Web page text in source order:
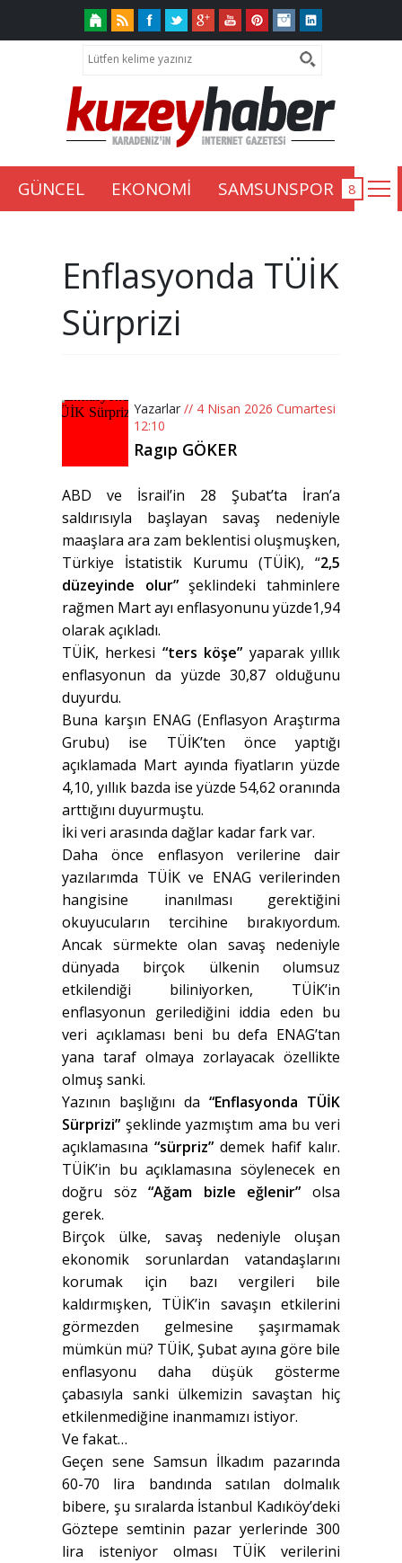
GÜNCEL EKONOMİ SAMSUNSPOR
Enflasyonda TÜİK
Sürprizi
Yazarlar // 4 Nisan 2026 Cumartesi
12:10
Ragıp GÖKER
ABD ve İsrail’in 28 Şubat’ta İran’a
saldırısıyla başlayan savaş nedeniyle
maaşlara ara zam beklentisi oluşmuşken,
Türkiye İstatistik Kurumu (TÜİK), “2,5
düzeyinde olur”şeklindeki tahminlere
rağmen Mart ayı enflasyonunu yüzde1,94
olarak açıkladı.
TÜİK, herkesi “ters köşe” yaparak yıllık
enflasyonun da yüzde 30,87 olduğunu
duyurdu.
Buna karşın ENAG (Enflasyon Araştırma
Grubu) ise TÜİK’ten önce yaptığı
açıklamada Mart ayında fiyatların yüzde
4,10, yıllık bazda ise yüzde 54,62 oranında
arttığını duyurmuştu.
İki veri arasında dağlar kadar fark var.
Daha önce enflasyon verilerine dair
yazılarımda TÜİK ve ENAG verilerinden
hangisine inanılması gerektiğini
okuyucuların tercihine bırakıyordum.
Ancak sürmekte olan savaş nedeniyle
dünyada birçok ülkenin olumsuz
etkilendiği biliniyorken, TÜİK’in
enflasyonun gerilediğini iddia eden bu
veri açıklaması beni bu defa ENAG’tan
yana taraf olmaya zorlayacak özellikte
olmuş sanki.
Yazının başlığını da “Enflasyonda TÜİK
Sürprizi” şeklinde yazmıştım ama bu veri
açıklamasına “sürpriz” demek hafif kalır.
TÜİK’in bu açıklamasına söylenecek en
doğru söz“Ağam bizle eğlenir”olsa
gerek.
Birçok ülke, savaş nedeniyle oluşan
ekonomik sorunlardan vatandaşlarını
korumak için bazı vergileri bile
kaldırmışken, TÜİK’in savaşın etkilerini
görmezden gelmesine şaşırmamak
mümkün mü? TÜİK, Şubat ayına göre bile
enflasyonu daha düşük gösterme
çabasıyla sanki ülkemizin savaştan hiç
etkilenmediğine inanmamızı istiyor.
Ve fakat…
Geçen sene Samsun İlkadım pazarında
60-70 lira bandında satılan dolmalık
bibere, şu sıralarda İstanbul Kadıköy’deki
Göztepe semtinin pazar yerlerinde 300
lira isteniyor olması TÜİK verilerini